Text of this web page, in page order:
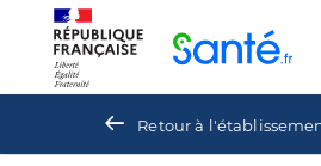
Retour à
Panneau de gestion des cookies